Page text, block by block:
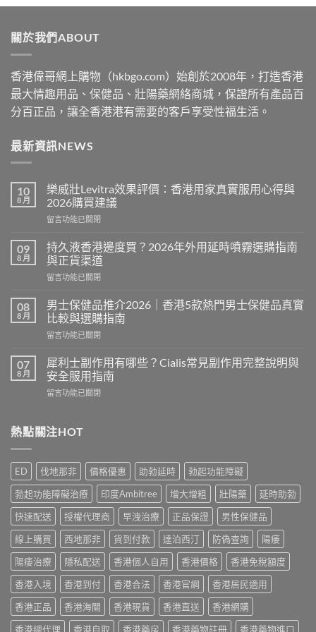
$529
關於我們ABOUT
香港偉哥網上購物（hkbgo.com）始創於2008年，打造香港
最大情趣用品、保健品、壯陽藥網絡商城，保證所有產品百
分百正品，讓全香港港有需要的客戶享受性福生活。
最新資訊NEWS
10
8 月
樂威壯Levitra效果評價：香港用家真實服用心得與
2026購買建議
在
威
壯
Levitra
效
評
價：
港
家
真
服
得
購
買
建
議〉
中
留言功能已關閉
09
8 月
持久液香港邊度買？2026年外用延時噴霧選購指南
與正貨渠道
在
久
液
香
港
度
買？
2026
年
延
霧
選
購
指
南
與
正
貨
渠
道〉
中
留言功能已關閉
08
8 月
男士保健品推介2026｜香港5款熱門男士保健品真實
比較與選購指南
在
士
保
健
品
2026
港
5
款
熱
門
男
士
保
健
品
真
實
比
較
留言功能已關閉
07
8 月
犀利士副作用有哪些？Cialis常見副作用完整說明與
安全服用指南
在
士
副
用
有
哪
些？
Cialis
常
見
副
作
用
完
整
說
明
留言功能已關閉
熱點關注HOT
ED 伐地那非 價格優惠 助勃延時
勃起功能障礙
勃起功能障礙治療
印度Ambitree 增大增粗 壯陽藥
延時助勃
快速配送
授權代理商 早洩治療 正品保證
男性保健品
線上購買
西地那非 貨到付款 達泊西汀 防偽查詢
陽痿
陽痿治療
隱私配送 香港個人自用 香港價格
香港免稅額度
香港入境
香港到付 香港合法 香港官網
香港居民適用
香港正品
香港海關 香港現貨 香港直送
香港網購
香港總代理
香港自取 香港藥房 香港藥物註冊 香港藥物進口